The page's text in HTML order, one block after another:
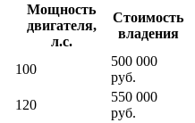
Мощность
двигателя,
л.с.
Стоимость
владения
100
500 000
руб.
120
550 000
руб.